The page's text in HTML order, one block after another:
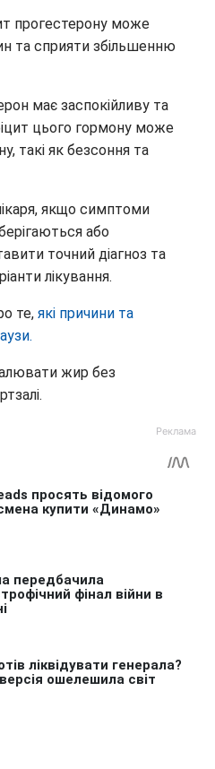
прогестерону може
та сприяти збільшенню
має заспокійливу та
цього гормону може
такі як безсоння та
якщо симптоми
або
точний діагноз та
лікування.
те, які причини та
жир без